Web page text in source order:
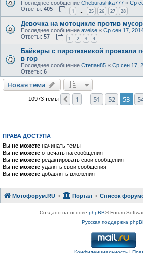
Последнее сообщение Cheburashka777 « Ср
Ответы: 405 1 … 25 26 27 28
Девочка на мотоцикле против
Последнее сообщение aveise « Ср сен 17,
Ответы: 57 1 2 3 4
Байкеры с пиротехникой проехали
в гор
Последнее сообщение Степан85 « Ср сен 17,
Ответы: 6
Новая тема
10973 темы Пред.
1 51 52 53
ПРАВА ДОСТУПА
Вы не можете начинать темы
Вы не можете отвечать на сообщения
Вы не можете редактировать свои сообщения
Вы не можете удалять свои сообщения
Вы не можете добавлять вложения
Мотофорум.RU Портал Список
Создано на основе phpBB® Forum
Русская поддержка